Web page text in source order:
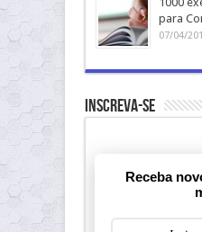
para
07/04/
Inscreva-se
Receba